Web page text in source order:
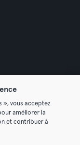
rights reserved.
», vous acceptez
améliorer la
et contribuer à